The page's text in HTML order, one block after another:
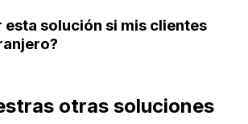
esta solución si mis clientes
otras soluciones